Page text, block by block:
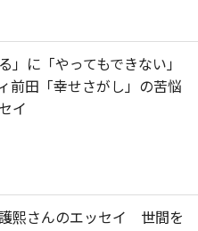
」に「やってもできない」
前田「幸せさがし」の苦悩
イ
熙さんのエッセイ 世間を